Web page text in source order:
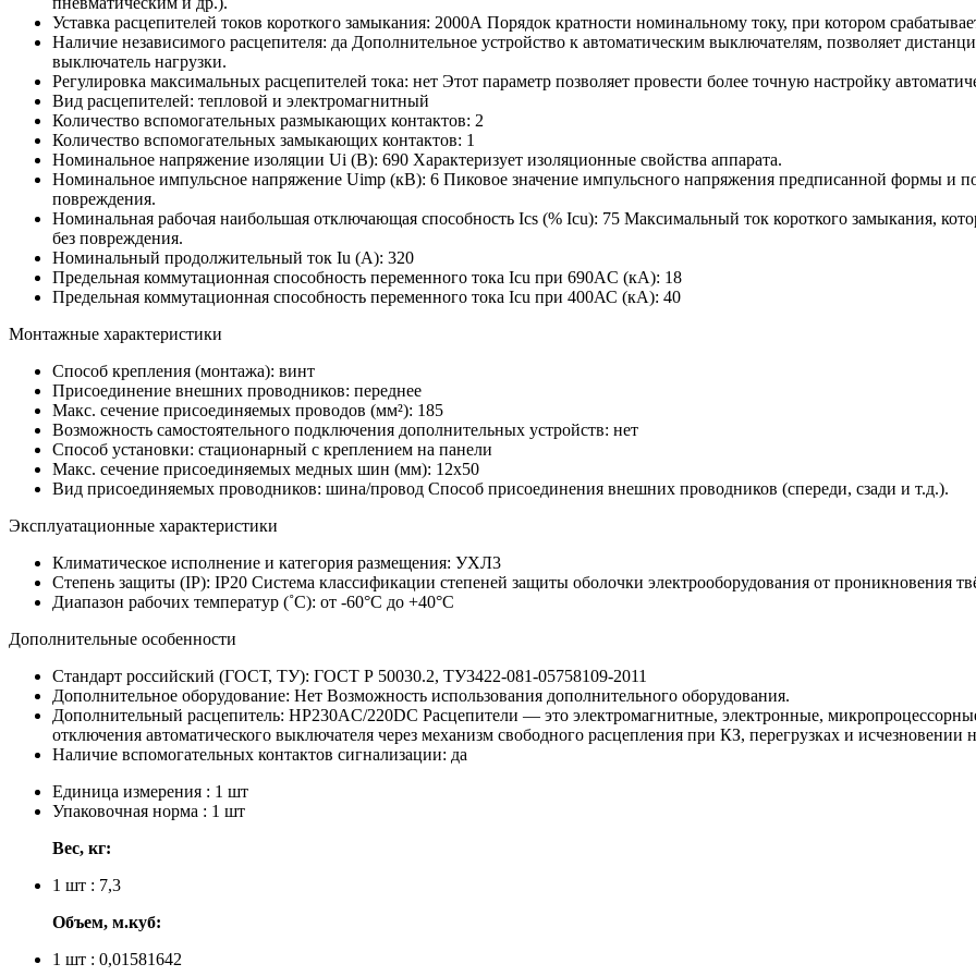
Уставка расцепителей токов короткого замыкания: 2000А Порядок кратности номинальному току, при котором
Наличие независимого расцепителя: да Дополнительное устройство к автоматическим выключателям, позволяет
выключатель нагрузки.
Регулировка максимальных расцепителей тока: нет Этот параметр позволяет провести более точную настройку
Вид расцепителей: тепловой и электромагнитный
Количество вспомогательных размыкающих контактов: 2
Количество вспомогательных замыкающих контактов: 1
Номинальное напряжение изоляции Ui (В): 690 Характеризует изоляционные свойства аппарата.
Номинальное импульсное напряжение Uimp (кВ): 6 Пиковое значение импульсного напряжения предписанной формы и
повреждения.
Номинальная рабочая наибольшая отключающая способность Ics (% Icu): 75 Максимальный ток короткого замыкания,
без повреждения.
Номинальный продолжительный ток Iu (А): 320
Предельная коммутационная способность переменного тока Icu при 690AC (кА): 18
Предельная коммутационная способность переменного тока Icu при 400АС (кА): 40
Монтажные характеристики
Способ крепления (монтажа): винт
Присоединение внешних проводников: переднее
Макс. сечение присоединяемых проводов (мм²): 185
Возможность самостоятельного подключения дополнительных устройств: нет
Способ установки: стационарный с креплением на панели
Макс. сечение присоединяемых медных шин (мм): 12х50
Вид присоединяемых проводников: шина/провод Способ присоединения внешних проводников (спереди, сзади и т.д.).
Эксплуатационные характеристики
Климатическое исполнение и категория размещения: УХЛ3
Степень защиты (IP): IP20 Система классификации степеней защиты оболочки электрооборудования от проникновения
Диапазон рабочих температур (˚С): от -60°С до +40°С
Дополнительные особенности
Стандарт российский (ГОСТ, ТУ): ГОСТ Р 50030.2, ТУ3422-081-05758109-2011
Дополнительное оборудование: Нет Возможность использования дополнительного оборудования.
Дополнительный расцепитель: НР230AC/220DC Расцепители — это электромагнитные, электронные,
отключения автоматического выключателя через механизм свободного расцепления при КЗ, перегрузках и
Наличие вспомогательных контактов сигнализации: да
Единица измерения : 1 шт
Упаковочная норма : 1 шт
Вес, кг:
1 шт : 7,3
Объем, м.куб:
1 шт : 0,01581642